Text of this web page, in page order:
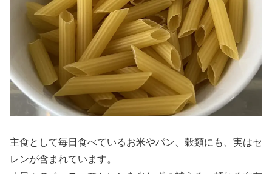
主食として毎日食べているお米やパン、穀類にも、実はセ
レンが含まれています。